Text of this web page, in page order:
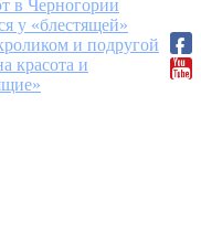
в Черногории
у «блестящей»
и подругой
красота и